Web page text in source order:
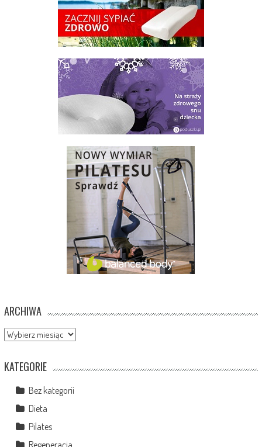
ARCHIWA
Archiwa
KATEGORIE
Bez kategorii
Dieta
Pilates